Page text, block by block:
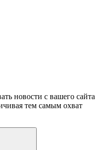
новости с вашего сайта
тем самым охват